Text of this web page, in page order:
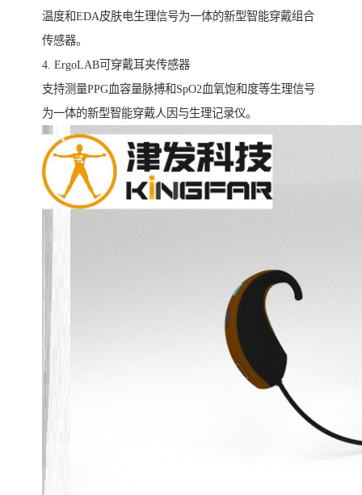
温度和EDA皮肤电生理信号为一体的新型智能穿戴组合
传感器。
4. ErgoLAB可穿戴耳夹传感器
支持测量PPG血容量脉搏和SpO2血氧饱和度等生理信号
为一体的新型智能穿戴人因与生理记录仪。